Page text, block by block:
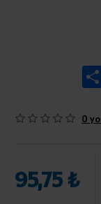
0
95,75 ₺